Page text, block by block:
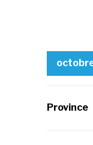
Province